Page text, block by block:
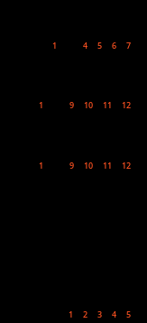
1 4 5 6 7
1 9 10 11 12
1 9 10 11 12
1 2 3 4 5